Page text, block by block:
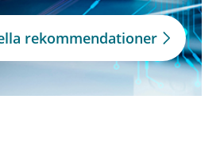
rekommendationer